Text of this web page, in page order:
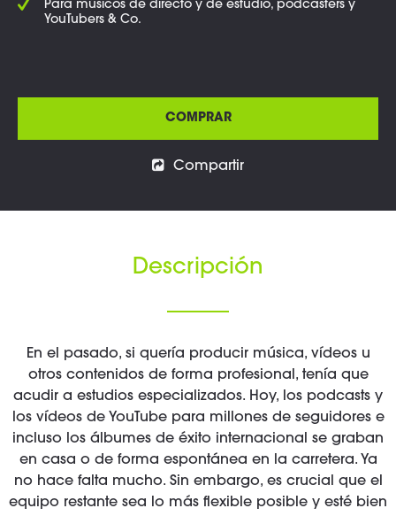
Para músicos de directo y de estudio, podcasters y
YouTubers & Co.
COMPRAR
Compartir
Descripción
En el pasado, si quería producir música, vídeos u
otros contenidos de forma profesional, tenía que
acudir a estudios especializados. Hoy, los podcasts y
los vídeos de YouTube para millones de seguidores e
incluso los álbumes de éxito internacional se graban
en casa o de forma espontánea en la carretera. Ya
no hace falta mucho. Sin embargo, es crucial que el
equipo restante sea lo más flexible posible y esté bien